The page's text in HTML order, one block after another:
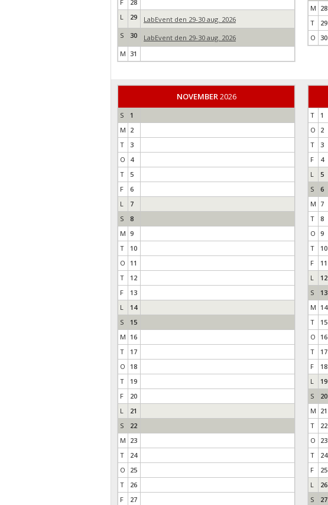
F
28
L
29
LabEvent den 29-30 aug. 2026
S
30
LabEvent den 29-30 aug. 2026
M 31
M 28
T
29
O 30
NOVEMBER2026
S
1
M 2
T
3
O
4
T
5
F
6
L
7
S
8
M 9
T
10
O
11
T
12
F
13
L
14
S
15
M 16
T
17
O
18
T
19
F
20
L
21
S
22
M 23
T
24
O
25
T
26
F
27
T
1
O
2
T
3
F
4
L
5
S
6
M 7
T
8
O 9
T
10
F
11
L
12
S
13
M 14
T
15
O
16
T
17
F
18
L
19
S
20
M 21
T
22
O
23
T
24
F
25
L
26
S
27